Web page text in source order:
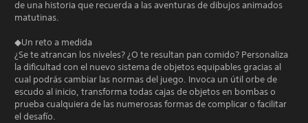
de una historia que recuerda a las aventuras de dibujos animados
matutinas.
◆Un reto a medida
¿Se te atrancan los niveles? ¿O te resultan pan comido? Personaliza
la dificultad con el nuevo sistema de objetos equipables gracias al
cual podrás cambiar las normas del juego. Invoca un útil orbe de
escudo al inicio, transforma todas cajas de objetos en bombas o
prueba cualquiera de las numerosas formas de complicar o facilitar
el desafío.